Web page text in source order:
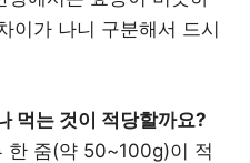
이가 나니 구분해서 드시
먹는 것이 적당할까요?
한 줌(약 50~100g)이 적